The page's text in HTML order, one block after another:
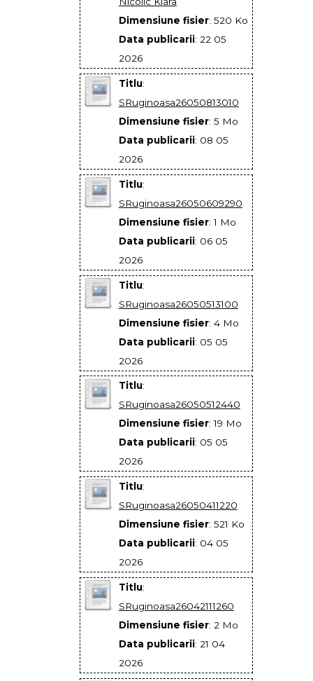
Dimensiune fisier: 520 Ko
Data publicarii: 22 05
2026
Titlu:
SRuginoasa26050813010
Dimensiune fisier: 5 Mo
Data publicarii: 08 05
2026
Titlu:
SRuginoasa26050609290
Dimensiune fisier: 1 Mo
Data publicarii: 06 05
2026
Titlu:
SRuginoasa26050513100
Dimensiune fisier: 4 Mo
Data publicarii: 05 05
2026
Titlu:
SRuginoasa26050512440
Dimensiune fisier: 19 Mo
Data publicarii: 05 05
2026
Titlu:
SRuginoasa26050411220
Dimensiune fisier: 521 Ko
Data publicarii: 04 05
2026
Titlu:
SRuginoasa26042111260
Dimensiune fisier: 2 Mo
Data publicarii: 21 04
2026